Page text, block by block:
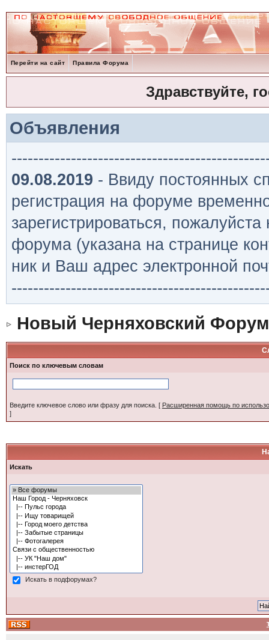
Перейти на сайт Правила Форума
Здравствуйте,
Объявления
09.08.2019 - Ввиду постоянных
регистрация на форуме
зарегистрироваться,
форума (указана на странице
ник и Ваш адрес электронной
Новый Черняховский Форум
Поиск по ключевым словам
Введите ключевое слово или фразу для поиска. [ Расширенная помощь по
]
Искать
Искать в подфорумах?